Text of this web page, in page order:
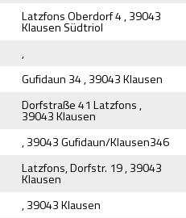
Latzfons Oberdorf 4 , 39043
Klausen Südtriol
,
Gufidaun 34 , 39043 Klausen
Dorfstraße 41 Latzfons ,
39043 Klausen
, 39043 Gufidaun/Klausen346
Latzfons, Dorfstr. 19 , 39043
Klausen
, 39043 Klausen